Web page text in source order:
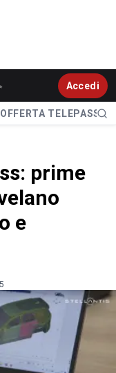
Accedi
OFFERTA TELEPASS
prime
e